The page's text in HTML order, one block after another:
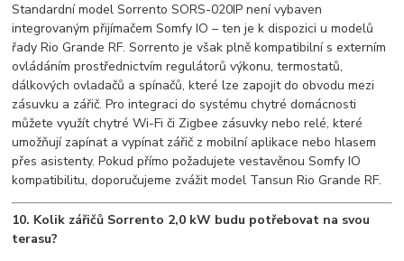
Standardní model Sorrento SORS-020IP není vybaven
integrovaným přijímačem Somfy IO – ten je k dispozici u modelů
řady Rio Grande RF. Sorrento je však plně kompatibilní s externím
ovládáním prostřednictvím regulátorů výkonu, termostatů,
dálkových ovladačů a spínačů, které lze zapojit do obvodu mezi
zásuvku a zářič. Pro integraci do systému chytré domácnosti
můžete využít chytré Wi-Fi či Zigbee zásuvky nebo relé, které
umožňují zapínat a vypínat zářič z mobilní aplikace nebo hlasem
přes asistenty. Pokud přímo požadujete vestavěnou Somfy IO
kompatibilitu, doporučujeme zvážit model Tansun Rio Grande RF.
10. Kolik zářičů Sorrento 2,0 kW budu potřebovat na svou
terasu?